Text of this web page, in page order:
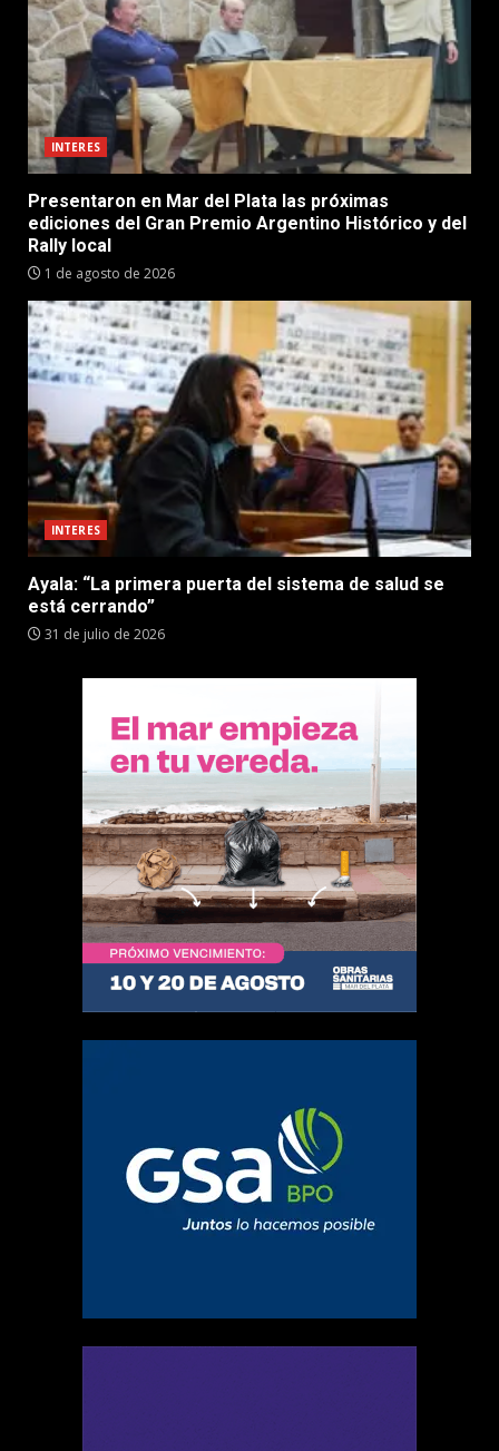
INTERES
Presentaron en Mar del Plata las próximas
ediciones del Gran Premio Argentino Histórico y del
Rally local
1 de agosto de 2026
INTERES
Ayala: “La primera puerta del sistema de salud se
está cerrando”
31 de julio de 2026